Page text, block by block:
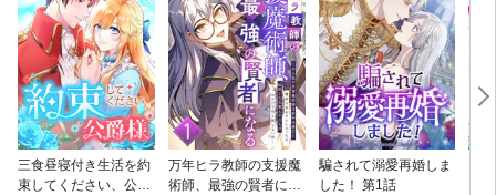
三食昼寝付き生活を約
束してください、公爵
万年ヒラ教師の支援魔
術師、最強の賢者にな
騙されて溺愛再婚しま
した！ 第1話